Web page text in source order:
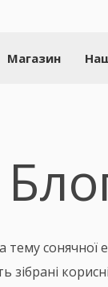
Магазин
сонячної